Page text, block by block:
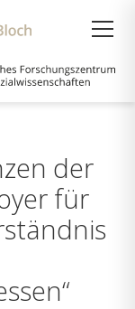
der
für